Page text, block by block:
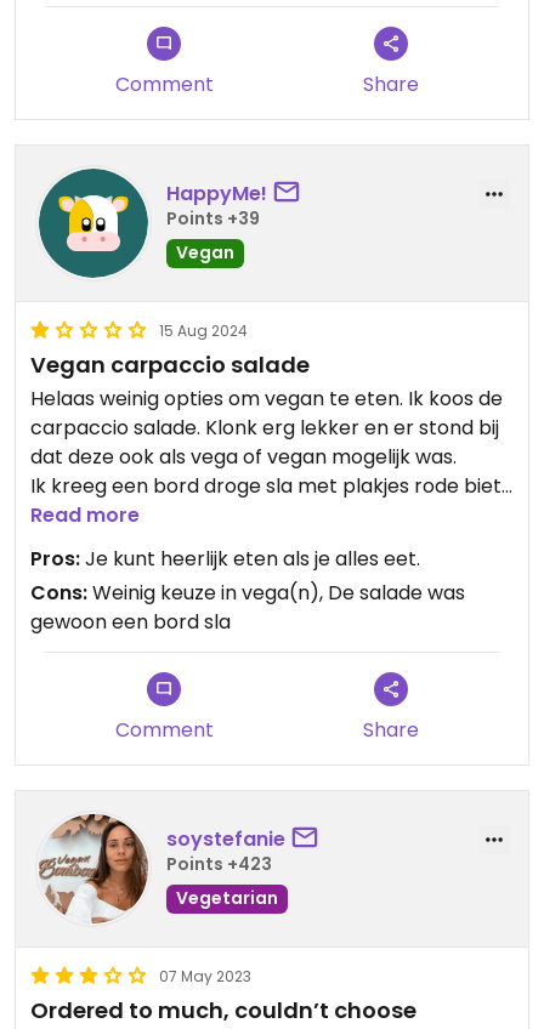
prima restaurant wanneer je een alles-eter bent,
maar als vegan kom ik hier nooit meer.
Comment Share
HappyMe!
Points +39
Vegan
15 Aug 2024
Vegan carpaccio salade
Helaas weinig opties om vegan te eten. Ik koos de
carpaccio salade. Klonk erg lekker en er stond bij
dat deze ook als vega of vegan mogelijk was.
Ik kreeg een bord droge sla met plakjes rode biet
eroverheen. Daarop een paar druppels dressing,
een paar stukjes komkommer en tomaat. Wat
een gemiste kans! Ik heb de helft laten staan en
heb thuis nog wat gegeten. Droge sla is geen
vegan gerecht voor een restaurant! Heel zonde!
Read more
Pros:Je kunt heerlijk eten als je alles eet.
Cons:Weinig keuze in vega(n), De salade was
gewoon een bord sla
Comment Share
soystefanie
Points +423
Vegetarian
07 May 2023
Ordered to much, couldn’t choose